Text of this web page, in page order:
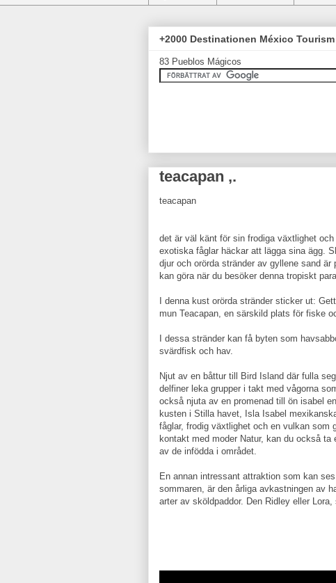
+2000 Destinationen México Tourism
83 Pueblos Mágicos
teacapan ,.
teacapan
det är väl känt för sin frodiga växtlighet
exotiska fåglar häckar att lägga sina ägg.
djur och orörda stränder av gyllene sand
kan göra när du besöker denna tropiskt
I denna kust orörda stränder sticker ut:
mun Teacapan, en särskild plats för fiske
I dessa stränder kan få byten som
svärdfisk och hav.
Njut av en båttur till Bird Island där fulla
delfiner leka grupper i takt med vågorna
också njuta av en promenad till ön isabel
kusten i Stilla havet, Isla Isabel
fåglar, frodig växtlighet och en vulkan som
kontakt med moder Natur, kan du också
av de infödda i området.
En annan intressant attraktion som kan
sommaren, är den årliga avkastningen av
arter av sköldpaddor. Den Ridley eller